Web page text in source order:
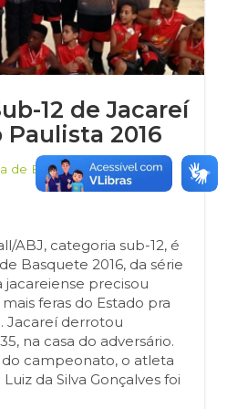
12 de Jacareí
2016
de Esportes e Qualidade
ABJ, categoria sub-12, é
Basquete 2016, da série
jacareiense precisou
feras do Estado pra
Jacareí derrotou
na casa do adversário.
campeonato, o atleta
da Silva Gonçalves foi